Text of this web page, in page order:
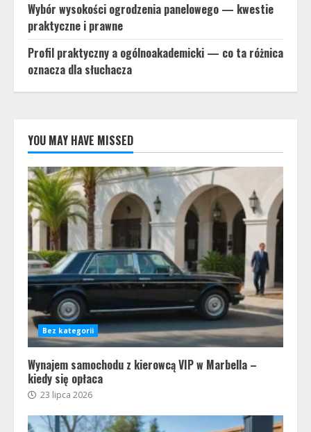
Wybór wysokości ogrodzenia panelowego — kwestie
praktyczne i prawne
Profil praktyczny a ogólnoakademicki — co ta różnica
oznacza dla słuchacza
YOU MAY HAVE MISSED
Bez kategorii
Wynajem samochodu z kierowcą VIP w Marbella –
kiedy się opłaca
23 lipca 2026